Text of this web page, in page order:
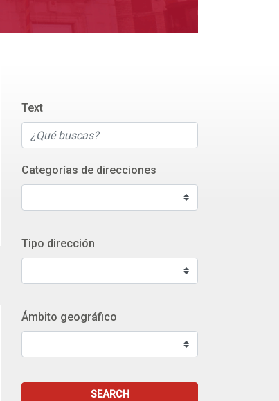
Text
Categorías de direcciones
Tipo dirección
Ámbito geográfico
SEARCH